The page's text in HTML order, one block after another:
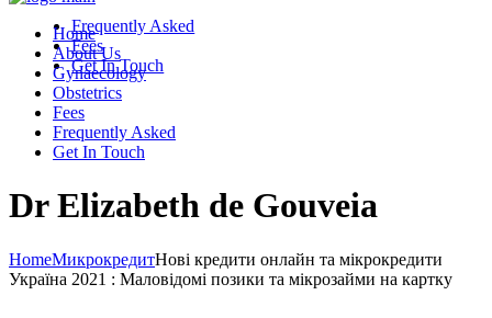
Frequently Asked
Fees
Get In Touch
Home
About Us
Gynaecology
Obstetrics
Fees
Frequently Asked
Get In Touch
Dr Elizabeth de Gouveia
HomeМикрокредитНові кредити онлайн та мікрокредити
Україна 2021 : Маловідомі позики та мікрозайми на картку